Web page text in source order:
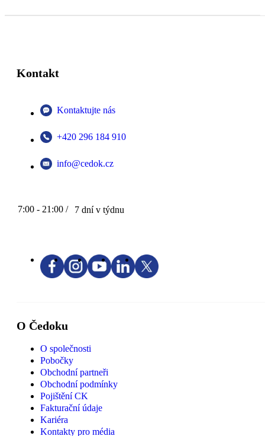
Kontakt
Kontaktujte nás
+420 296 184 910
info@cedok.cz
7:00 - 21:00 / 7 dní v týdnu
O Čedoku
O společnosti
Pobočky
Obchodní partneři
Obchodní podmínky
Pojištění CK
Fakturační údaje
Kariéra
Kontakty pro média